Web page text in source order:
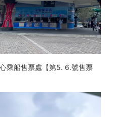
乘船售票處【第5. 6.號售票